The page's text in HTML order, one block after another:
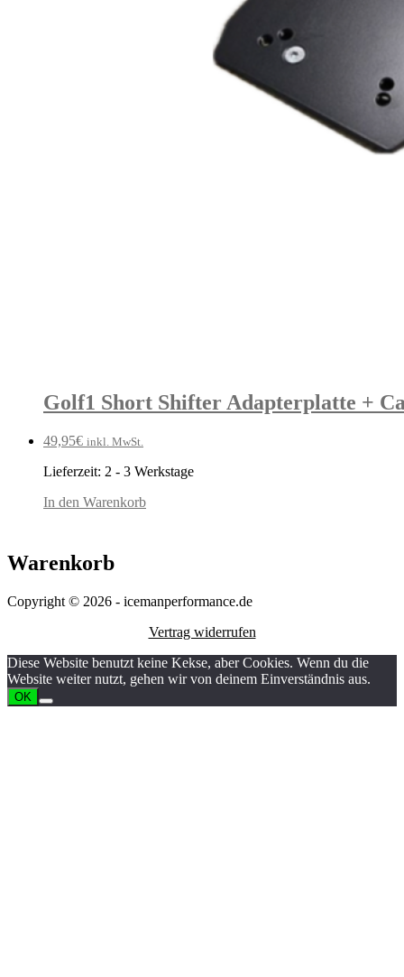
Golf1 Short Shifter Adapterplatte +
49,95€ inkl. MwSt.
Lieferzeit: 2 - 3 Werkstage
In den Warenkorb
Warenkorb
Copyright © 2026 - icemanperformance.de
Vertrag widerrufen
Diese Website benutzt keine Kekse, aber Cookies. Wenn du die
Website weiter nutzt, gehen wir von deinem Einverständnis aus.
OK